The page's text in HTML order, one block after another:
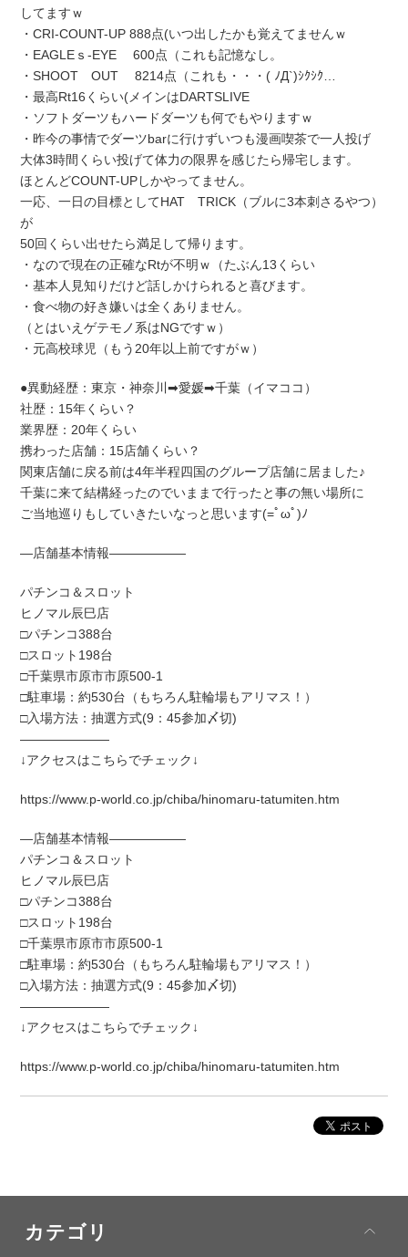
してますｗ
・CRI-COUNT-UP 888点(いつ出したかも覚えてませんｗ
・EAGLEｓ-EYE 600点（これも記憶なし。
・SHOOT OUT 8214点（これも・・・( ﾉД`)ｼｸｼｸ…
・最高Rt16くらい(メインはDARTSLIVE
・ソフトダーツもハードダーツも何でもやりますｗ
・昨今の事情でダーツbarに行けずいつも漫画喫茶で一人投げ
大体3時間くらい投げて体力の限界を感じたら帰宅します。
ほとんどCOUNT-UPしかやってません。
一応、一日の目標としてHAT TRICK（ブルに3本刺さるやつ）
が
50回くらい出せたら満足して帰ります。
・なので現在の正確なRtが不明ｗ（たぶん13くらい
・基本人見知りだけど話しかけられると喜びます。
・食べ物の好き嫌いは全くありません。
（とはいえゲテモノ系はNGですｗ）
・元高校球児（もう20年以上前ですがｗ）
●異動経歴：東京・神奈川➡愛媛➡千葉（イマココ）
社歴：15年くらい？
業界歴：20年くらい
携わった店舗：15店舗くらい？
関東店舗に戻る前は4年半程四国のグループ店舗に居ました♪
千葉に来て結構経ったのでいままで行ったと事の無い場所に
ご当地巡りもしていきたいなっと思います(=ﾟωﾟ)ﾉ
―店舗基本情報――――――
パチンコ＆スロット
ヒノマル辰巳店
□パチンコ388台
□スロット198台
□千葉県市原市市原500-1
□駐車場：約530台（もちろん駐輪場もアリマス！）
□入場方法：抽選方式(9：45参加〆切)
―――――――
↓アクセスはこちらでチェック↓
https://www.p-world.co.jp/chiba/hinomaru-tatumiten.htm
―店舗基本情報――――――
パチンコ＆スロット
ヒノマル辰巳店
□パチンコ388台
□スロット198台
□千葉県市原市市原500-1
□駐車場：約530台（もちろん駐輪場もアリマス！）
□入場方法：抽選方式(9：45参加〆切)
―――――――
↓アクセスはこちらでチェック↓
https://www.p-world.co.jp/chiba/hinomaru-tatumiten.htm
カテゴリ